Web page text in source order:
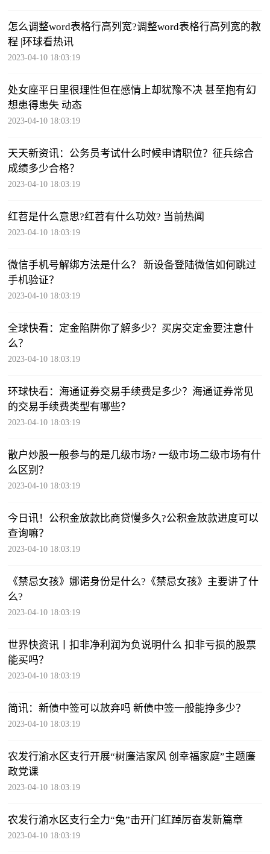
怎么调整word表格行高列宽?调整word表格行高列宽的教
程 |环球看热讯
2023-04-10 18:03:19
处女座平日里很理性但在感情上却犹豫不决 甚至抱有幻
想患得患失 动态
2023-04-10 18:03:19
天天新资讯：公务员考试什么时候申请职位？征兵综合
成绩多少合格？
2023-04-10 18:03:19
红苕是什么意思?红苕有什么功效? 当前热闻
2023-04-10 18:03:19
微信手机号解绑方法是什么？ 新设备登陆微信如何跳过
手机验证？
2023-04-10 18:03:19
全球快看：定金陷阱你了解多少？买房交定金要注意什
么？
2023-04-10 18:03:19
环球快看：海通证券交易手续费是多少？海通证券常见
的交易手续费类型有哪些？
2023-04-10 18:03:19
散户炒股一般参与的是几级市场? 一级市场二级市场有什
么区别？
2023-04-10 18:03:19
今日讯！公积金放款比商贷慢多久?公积金放款进度可以
查询嘛？
2023-04-10 18:03:19
《禁忌女孩》娜诺身份是什么?《禁忌女孩》主要讲了什
么?
2023-04-10 18:03:19
世界快资讯丨扣非净利润为负说明什么 扣非亏损的股票
能买吗？
2023-04-10 18:03:19
简讯：新债中签可以放弃吗 新债中签一般能挣多少？
2023-04-10 18:03:19
农发行渝水区支行开展“树廉洁家风 创幸福家庭”主题廉
政党课
2023-04-10 18:03:19
农发行渝水区支行全力“兔”击开门红踔厉奋发新篇章
2023-04-10 18:03:19